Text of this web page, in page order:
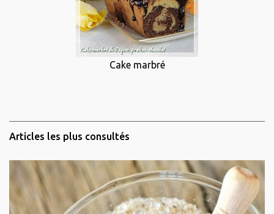
Cake marbré
Articles les plus consultés